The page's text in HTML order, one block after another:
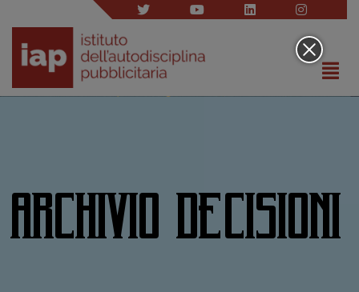
ARCHIVIO DECISIONI